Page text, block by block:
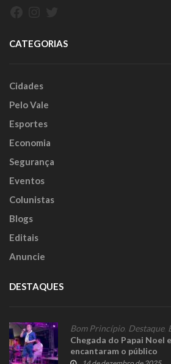
CATEGORIAS
Cidades
Pelo Vale
Esportes
Economia
Segurança
Eventos
Colunistas
Blogs
Editais
Anuncie
DESTAQUES
Bom Princípio Destaque,
Chegada do Papai Noel
encantaram o público